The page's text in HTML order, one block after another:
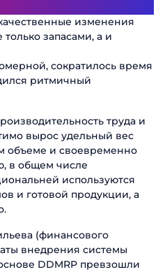
изменения
запасами, а и
сократилось время
ритмичный
труда и
вырос удельный вес
объеме и своевременно
в общем числе
используются
и готовой продукции, а
(финансового
внедрения системы
DDMRP превзошли